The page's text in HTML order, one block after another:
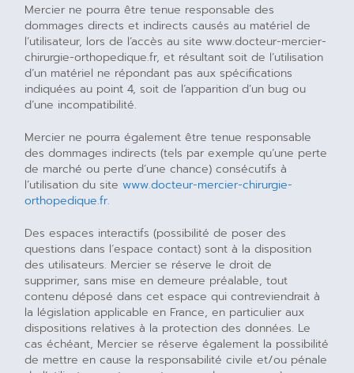
Mercier ne pourra être tenue responsable des
dommages directs et indirects causés au matériel de
l’utilisateur, lors de l’accès au site www.docteur-mercier-
chirurgie-orthopedique.fr, et résultant soit de l’utilisation
d’un matériel ne répondant pas aux spécifications
indiquées au point 4, soit de l’apparition d’un bug ou
d’une incompatibilité.
Mercier ne pourra également être tenue responsable
des dommages indirects (tels par exemple qu’une perte
de marché ou perte d’une chance) consécutifs à
l’utilisation du sitewww.docteur-mercier-chirurgie-
orthopedique.fr.
Des espaces interactifs (possibilité de poser des
questions dans l’espace contact) sont à la disposition
des utilisateurs. Mercier se réserve le droit de
supprimer, sans mise en demeure préalable, tout
contenu déposé dans cet espace qui contreviendrait à
la législation applicable en France, en particulier aux
dispositions relatives à la protection des données. Le
cas échéant, Mercier se réserve également la possibilité
de mettre en cause la responsabilité civile et/ou pénale